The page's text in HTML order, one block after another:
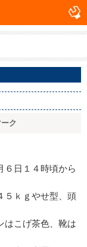
ク
６日１４時頃から
５ｋｇやせ型、頭
はこげ茶色、靴は